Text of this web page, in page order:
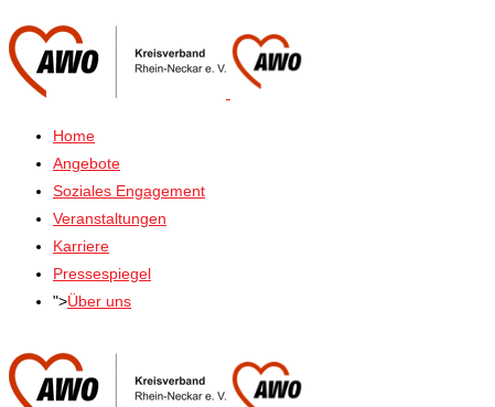
Home
Angebote
Soziales Engagement
Veranstaltungen
Karriere
Pressespiegel
">Über uns